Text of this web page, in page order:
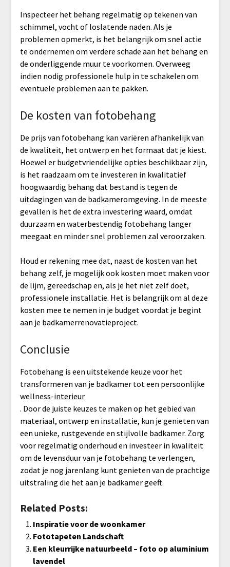
Inspecteer het behang regelmatig op tekenen van
schimmel, vocht of loslatende naden. Als je
problemen opmerkt, is het belangrijk om snel actie
te ondernemen om verdere schade aan het behang en
de onderliggende muur te voorkomen. Overweeg
indien nodig professionele hulp in te schakelen om
eventuele problemen aan te pakken.
De kosten van fotobehang
De prijs van fotobehang kan variëren afhankelijk van
de kwaliteit, het ontwerp en het formaat dat je kiest.
Hoewel er budgetvriendelijke opties beschikbaar zijn,
is het raadzaam om te investeren in kwalitatief
hoogwaardig behang dat bestand is tegen de
uitdagingen van de badkameromgeving. In de meeste
gevallen is het de extra investering waard, omdat
duurzaam en waterbestendig fotobehang langer
meegaat en minder snel problemen zal veroorzaken.
Houd er rekening mee dat, naast de kosten van het
behang zelf, je mogelijk ook kosten moet maken voor
de lijm, gereedschap en, als je het niet zelf doet,
professionele installatie. Het is belangrijk om al deze
kosten mee te nemen in je budget voordat je begint
aan je badkamerrenovatieproject.
Conclusie
Fotobehang is een uitstekende keuze voor het
transformeren van je badkamer tot een persoonlijke
wellness-interieur
. Door de juiste keuzes te maken op het gebied van
materiaal, ontwerp en installatie, kun je genieten van
een unieke, rustgevende en stijlvolle badkamer. Zorg
voor regelmatig onderhoud en investeer in kwaliteit
om de levensduur van je fotobehang te verlengen,
zodat je nog jarenlang kunt genieten van de prachtige
uitstraling die het aan je badkamer geeft.
Related Posts:
Inspiratie voor de woonkamer
Fototapeten Landschaft
Een kleurrijke natuurbeeld – foto op aluminium
lavendel